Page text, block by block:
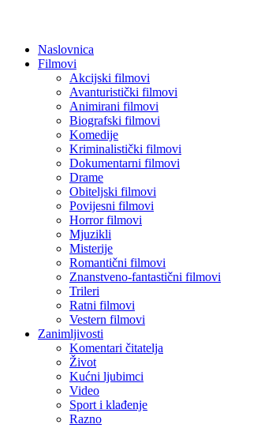
Naslovnica
Filmovi
Akcijski filmovi
Avanturistički filmovi
Animirani filmovi
Biografski filmovi
Komedije
Kriminalistički filmovi
Dokumentarni filmovi
Drame
Obiteljski filmovi
Povijesni filmovi
Horror filmovi
Mjuzikli
Misterije
Romantični filmovi
Znanstveno-fantastični filmovi
Trileri
Ratni filmovi
Vestern filmovi
Zanimljivosti
Komentari čitatelja
Život
Kućni ljubimci
Video
Sport i klađenje
Razno